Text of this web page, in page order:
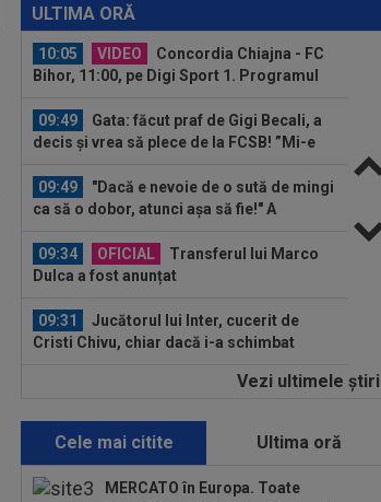
ULTIMA ORĂ
Real Madrid a găsit înlocuitor, după ce
Rodri a...
10:05
VIDEO
Concordia Chiajna - FC
Bihor, 11:00, pe Digi Sport 1. Programul
09:49
Gata: făcut praf de Gigi Becali, a
decis și vrea să plece de la FCSB! ”Mi-e
09:49
"Dacă e nevoie de o sută de mingi
ca să o dobor, atunci așa să fie!" A
09:34
OFICIAL
Transferul lui Marco
Dulca a fost anunțat
09:31
Jucătorul lui Inter, cucerit de
Cristi Chivu, chiar dacă i-a schimbat
Cristi Balaj a văzut UTA -
09:14
FOTO
Voia să plece la
antrenament, dar hoții i-au furat roțile de
la mașină! Necaz...
Vezi ultimele ştiri
Cele mai citite Ultima oră
MERCATO în Europa. Toate